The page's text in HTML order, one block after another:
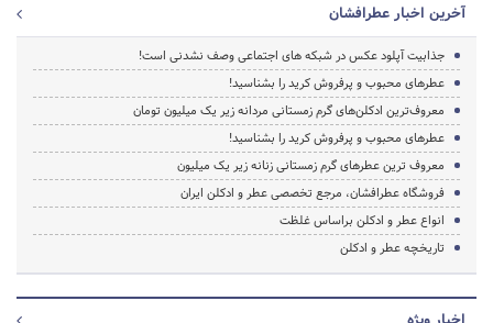
آخرین اخبار عطرافشان
جذابیت آپلود عکس در شبکه های اجتماعی وصف نشدنی است!
عطرهای محبوب و پرفروش کرید را بشناسید!
معروف‌ترین ادکلن‌های گرم زمستانی مردانه زیر یک میلیون تومان
عطرهای محبوب و پرفروش کرید را بشناسید!
معروف ترین عطرهای گرم زمستانی زنانه زیر یک میلیون
فروشگاه عطرافشان، مرجع تخصصی عطر و ادکلن ایران
انواع عطر و ادکلن براساس غلظت
تاریخچه عطر و ادکلن